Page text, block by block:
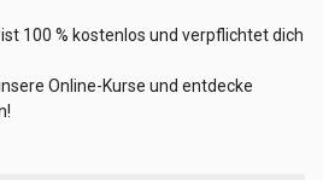
100 % kostenlos und verpflichtet dich
Online-Kurse und entdecke